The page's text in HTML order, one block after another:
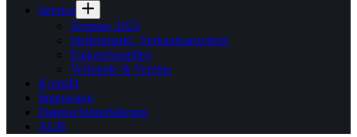
Service
Termine 2025
Stellenmarkt, Verkaufsanzeigen
Einkaufsquellen
Verbände & Vereine
Kontakt
Impressum
Datenschutzerklärung
AGB